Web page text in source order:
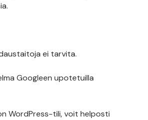
ei tarvita.
WordPress-tili, voit helposti